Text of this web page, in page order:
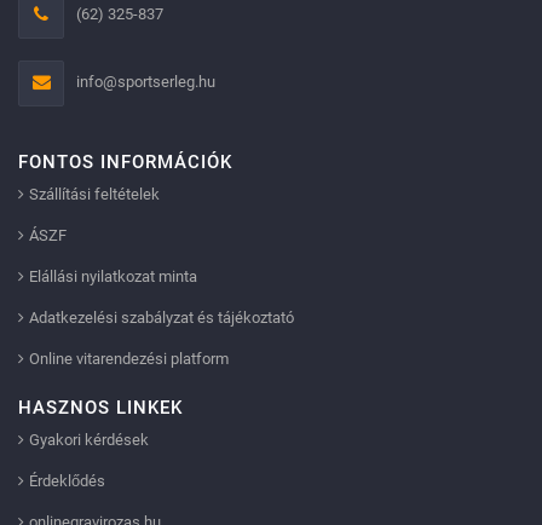
(62) 325-837
info@sportserleg.hu
FONTOS INFORMÁCIÓK
Szállítási feltételek
ÁSZF
Elállási nyilatkozat minta
Adatkezelési szabályzat és tájékoztató
Online vitarendezési platform
HASZNOS LINKEK
Gyakori kérdések
Érdeklődés